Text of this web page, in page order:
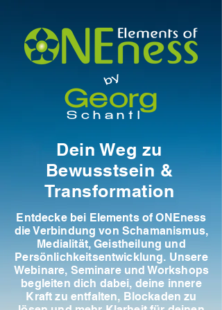
by
Georg
Schantl
Dein Weg zu
Bewusstsein &
Transformation
Entdecke bei Elements of ONEness
die Verbindung von Schamanismus,
Medialität, Geistheilung und
Persönlichkeitsentwicklung. Unsere
Webinare, Seminare und Workshops
begleiten dich dabei, deine innere
Kraft zu entfalten, Blockaden zu